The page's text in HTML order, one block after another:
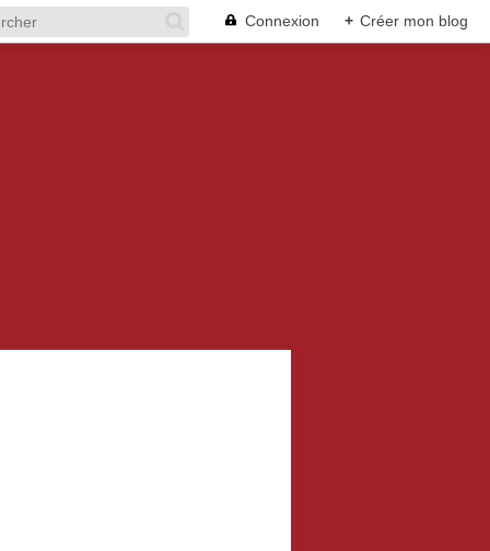
Connexion + Créer mon blog